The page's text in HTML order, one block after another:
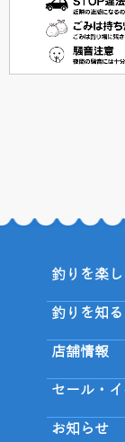
釣りを楽
釣りを知る
店舗情報
セール・
お知らせ